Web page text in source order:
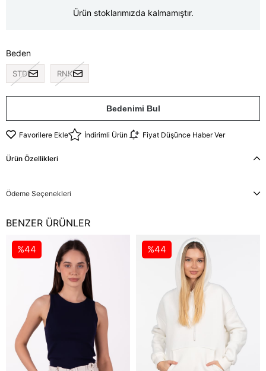
Ürün stoklarımızda kalmamıştır.
Beden
STD RNK
Bedenimi Bul
Favorilere Ekle İndirimli Ürün Fiyat Düşünce Haber Ver
Ürün Özellikleri
Ödeme Seçenekleri
BENZER ÜRÜNLER
%44 %44